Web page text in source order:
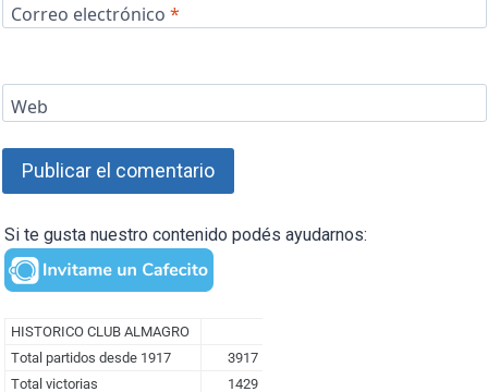
Correo electrónico *
Web
Si te gusta nuestro contenido podés ayudarnos: